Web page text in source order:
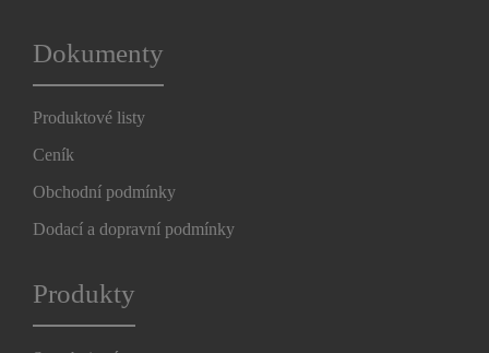
Dokumenty
Produktové listy
Ceník
Obchodní podmínky
Dodací a dopravní podmínky
Produkty